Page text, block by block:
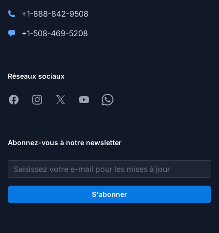
+1-888-842-9508
+1-508-469-5208
Réseaux sociaux
FacebookInstagram
X YoutubeWhatsapp
Abonnez-vous à notre newsletter
Adresse e-mail
S'abonner